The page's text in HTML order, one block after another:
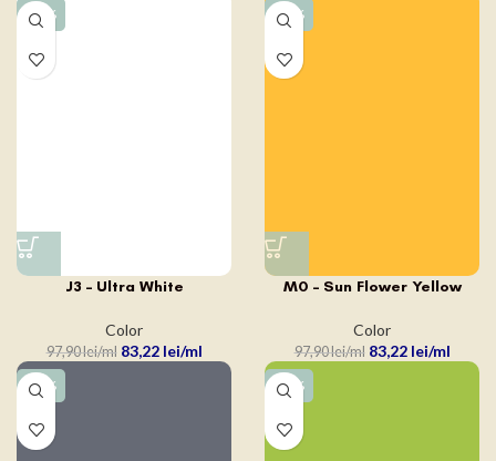
-15%
J3 – Ultra White
Color
97,90lei 83,22 lei
-15%
M0 – Sun Flower Yellow
Color
97,90lei 83,22 lei
-15% -15%